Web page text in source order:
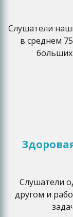
Слушатели
в среднем
больших
Слушатели
другом и